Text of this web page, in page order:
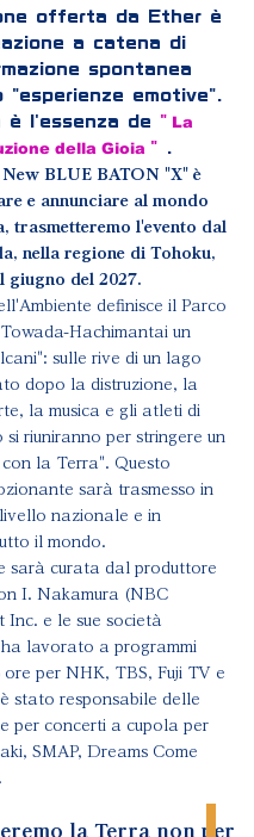
offerta da Ether è
a catena di
spontanea
"esperienze emotive".
è l'essenza de " La
della Gioia ".
BLUE BATON "X" è
e annunciare al mondo
trasmetteremo l'evento dal
nella regione di Tohoku,
giugno del 2027.
definisce il Parco
Hachimantai un
sulle rive di un lago
dopo la distruzione, la
la musica e gli atleti di
riuniranno per stringere un
la Terra". Questo
sarà trasmesso in
nazionale e in
il mondo.
sarà curata dal produttore
I. Nakamura (NBC
Inc. e le sue società
lavorato a programmi
ore per NHK, TBS, Fuji TV e
stato responsabile delle
per concerti a cupola per
SMAP, Dreams Come
la Terra non per